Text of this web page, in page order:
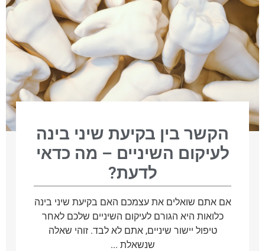
הקשר בין בקיעת שיני בינה
לעיקום השיניים – מה כדאי
לדעת?
אם אתם שואלים את עצמכם האם בקיעת שיני בינה
כלואות היא הגורם לעיקום השיניים שלכם לאחר
טיפול יישור שיניים, אתם לא לבד. זוהי שאלה
שנשאלת ...